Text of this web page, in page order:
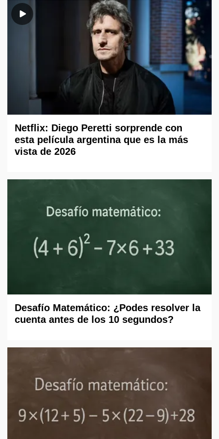
Netflix: Diego Peretti sorprende con
esta película argentina que es la más
vista de 2026
Desafío Matemático: ¿Podes resolver la
cuenta antes de los 10 segundos?